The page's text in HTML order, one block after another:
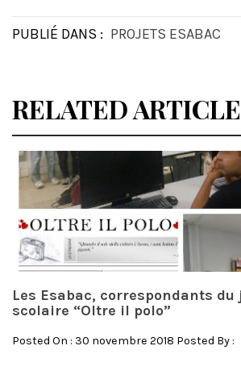
PUBLIÉ DANS : PROJETS ESABAC
RELATED
Les Esabac, correspondants
scolaire “Oltre il polo”
Posted On : 30 novembre 2018 Posted By :